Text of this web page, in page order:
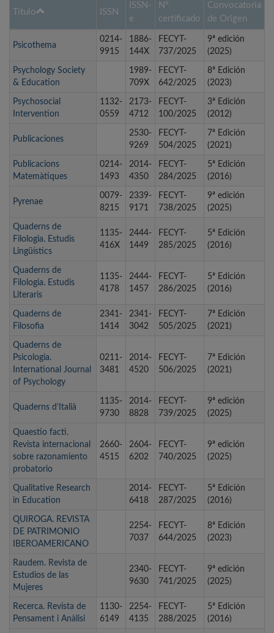
Título ISSN
ISSN-
e
Nº
certificado
Convocatoria
de Origen
Psicothema
0214-
9915
1886-
144X
FECYT-
737/2025
9ª edición
(2025)
Psychology Society
& Education
1989-
709X
FECYT-
642/2025
8ª Edición
(2023)
Psychosocial
Intervention
1132-
0559
2173-
4712
FECYT-
100/2025
3ª Edición
(2012)
Publicaciones
2530-
9269
FECYT-
504/2025
7ª Edición
(2021)
Publicacions
Matemàtiques
0214-
1493
2014-
4350
FECYT-
284/2025
5ª Edición
(2016)
Pyrenae
0079-
8215
2339-
9171
FECYT-
738/2025
9ª edición
(2025)
Quaderns de
Filologia. Estudis
Lingüístics
1135-
416X
2444-
1449
FECYT-
285/2025
5ª Edición
(2016)
Quaderns de
Filologia. Estudis
Literaris
1135-
4178
2444-
1457
FECYT-
286/2025
5ª Edición
(2016)
Quaderns de
Filosofia
2341-
1414
2341-
3042
FECYT-
505/2025
7ª Edición
(2021)
Quaderns de
Psicologia.
International Journal
of Psychology
0211-
3481
2014-
4520
FECYT-
506/2025
7ª Edición
(2021)
Quaderns d’Italià
1135-
9730
2014-
8828
FECYT-
739/2025
9ª edición
(2025)
Quaestio facti.
Revista internacional
sobre razonamiento
probatorio
2660-
4515
2604-
6202
FECYT-
740/2025
9ª edición
(2025)
Qualitative Research
in Education
2014-
6418
FECYT-
287/2025
5ª Edición
(2016)
QUIROGA. REVISTA
DE PATRIMONIO
IBEROAMERICANO
2254-
7037
FECYT-
644/2025
8ª Edición
(2023)
Raudem. Revista de
Estudios de las
Mujeres
2340-
9630
FECYT-
741/2025
9ª edición
(2025)
Recerca. Revista de
Pensament i Anàlisi
1130-
6149
2254-
4135
FECYT-
288/2025
5ª Edición
(2016)